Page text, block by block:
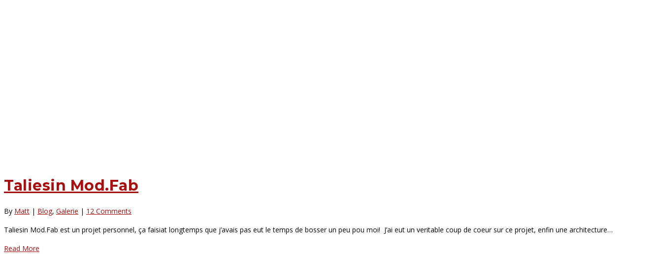
Taliesin Mod.Fab
By Matt | Blog, Galerie | 12 Comments
Taliesin Mod.Fab est un projet personnel, ça faisiat longtemps que j’avais pas eut le temps de bosser un peu pou moi! J’ai eut un veritable coup de coeur sur ce projet, enfin une architecture…
Read More